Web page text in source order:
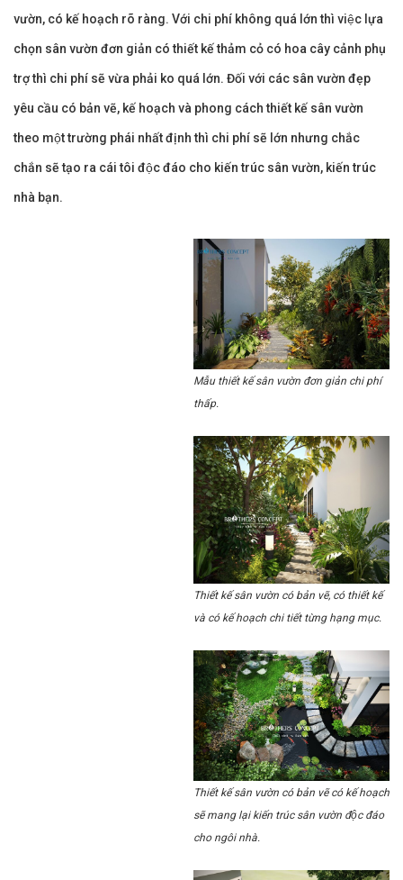
vườn, có kế hoạch rõ ràng. Với chi phí không quá lớn thì việc lựa
chọn sân vườn đơn giản có thiết kế thảm cỏ có hoa cây cảnh phụ
trợ thì chi phí sẽ vừa phải ko quá lớn. Đối với các sân vườn đẹp
yêu cầu có bản vẽ, kế hoạch và phong cách thiết kế sân vườn
theo một trường phái nhất định thì chi phí sẽ lớn nhưng chắc
chắn sẽ tạo ra cái tôi độc đáo cho kiến trúc sân vườn, kiến trúc
nhà bạn.
Mẫu thiết kế sân vườn đơn giản chi phí
thấp.
Thiết kế sân vườn có bản vẽ, có thiết kế
và có kế hoạch chi tiết từng hạng mục.
Thiết kế sân vườn có bản vẽ có kế hoạch
sẽ mang lại kiến trúc sân vườn độc đáo
cho ngôi nhà.